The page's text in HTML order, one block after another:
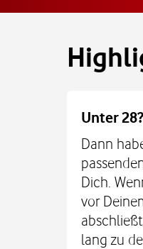
Unter 28?
Dann
Dich.
vor
lang zu